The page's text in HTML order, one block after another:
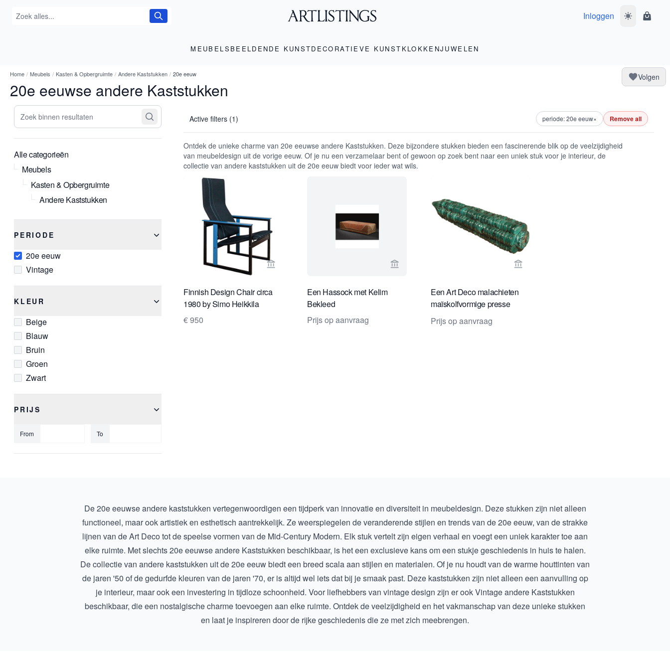
Inloggen Wissel
MEUBELS BEELDENDE KUNSTDECORATIEVE KUNST KLOKKENJUWELEN
Home / Meubels / Kasten & Opbergruimte / Andere Kaststukken / 20e eeuw
20e eeuwse andere Kaststukken
Volgen
Zoek binnen resultaten
Alle categorieën
Meubels
Kasten & Opbergruimte
Andere Kaststukken
PERIODE
20e eeuw
Vintage
KLEUR
Beige
Blauw
Bruin
Groen
Zwart
PRIJS
From To
Active filters (1) periode: 20e eeuw× Remove all
Ontdek de unieke charme van 20e eeuwse andere Kaststukken. Deze bijzondere stukken bieden een fascinerende blik op de veelzijdigheid
van meubeldesign uit de vorige eeuw. Of je nu een verzamelaar bent of gewoon op zoek bent naar een uniek stuk voor je interieur, de
collectie van andere kaststukken uit de 20e eeuw biedt voor ieder wat wils.
Bekijk verkoperspagina van Toebosch Antiques
Finnish Design Chair circa
1980 by Simo Heikkila
€ 950
Bekijk verkoperspagina van Van Nie Antiquairs
Een Hassock met Kelim
Bekleed
Prijs op aanvraag
Bekijk verkoperspagina van Toebosch
Een Art Deco malachieten
maïskolfvormige presse
papier, omstreeks 1930
Prijs op aanvraag
De 20e eeuwse andere kaststukken vertegenwoordigen een tijdperk van innovatie en diversiteit in meubeldesign. Deze stukken zijn niet alleen
functioneel, maar ook artistiek en esthetisch aantrekkelijk. Ze weerspiegelen de veranderende stijlen en trends van de 20e eeuw, van de strakke
lijnen van de Art Deco tot de speelse vormen van de Mid-Century Modern. Elk stuk vertelt zijn eigen verhaal en voegt een uniek karakter toe aan
elke ruimte. Met slechts20e eeuwse andere Kaststukken beschikbaar, is het een exclusieve kans om een stukje geschiedenis in huis te halen.
De collectie van andere kaststukken uit de 20e eeuw biedt een breed scala aan stijlen en materialen. Of je nu houdt van de warme houttinten van
de jaren '50 of de gedurfde kleuren van de jaren '70, er is altijd wel iets dat bij je smaak past. Deze kaststukken zijn niet alleen een aanvulling op
je interieur, maar ook een investering in tijdloze schoonheid. Voor liefhebbers van vintage design zijn er ookVintage andere Kaststukken
beschikbaar, die een nostalgische charme toevoegen aan elke ruimte. Ontdek de veelzijdigheid en het vakmanschap van deze unieke stukken
en laat je inspireren door de rijke geschiedenis die ze met zich meebrengen.